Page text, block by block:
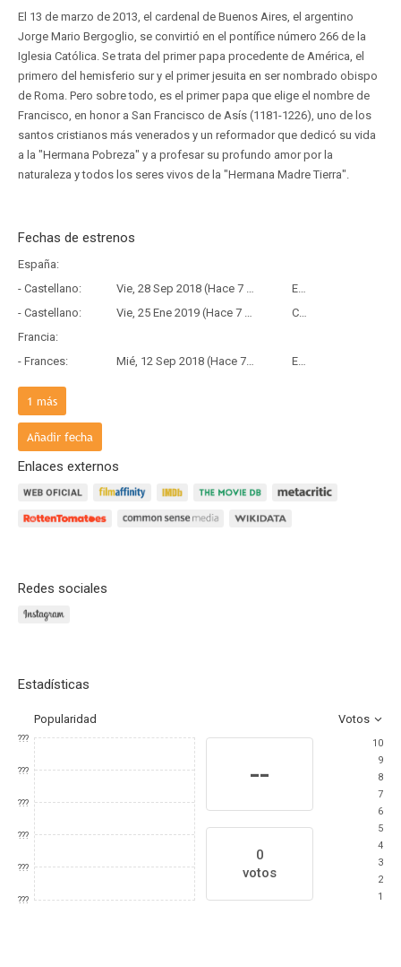
El 13 de marzo de 2013, el cardenal de Buenos Aires, el argentino
Jorge Mario Bergoglio, se convirtió en el pontífice número 266 de la
Iglesia Católica. Se trata del primer papa procedente de América, el
primero del hemisferio sur y el primer jesuita en ser nombrado obispo
de Roma. Pero sobre todo, es el primer papa que elige el nombre de
Francisco, en honor a San Francisco de Asís (1181-1226), uno de los
santos cristianos más venerados y un reformador que dedicó su vida
a la "Hermana Pobreza" y a profesar su profundo amor por la
naturaleza y todos los seres vivos de la "Hermana Madre Tierra".
Fechas de estrenos
España:
- Castellano:
Vie, 28 Sep 2018 (Hace 7 años y 10 meses)
Estreno
- Castellano:
Vie, 25 Ene 2019 (Hace 7 años y 6 meses)
Copia Física
Francia:
- Frances:
Mié, 12 Sep 2018 (Hace 7 años y 10 meses)
Estreno
País de origen:
- V.O:
1 más
Añadir fecha
Enlaces externos
Redes sociales
Estadísticas
Popularidad Votos
???
???
???
???
???
???
--
0
votos
10
9
8
7
6
5
4
3
2
1